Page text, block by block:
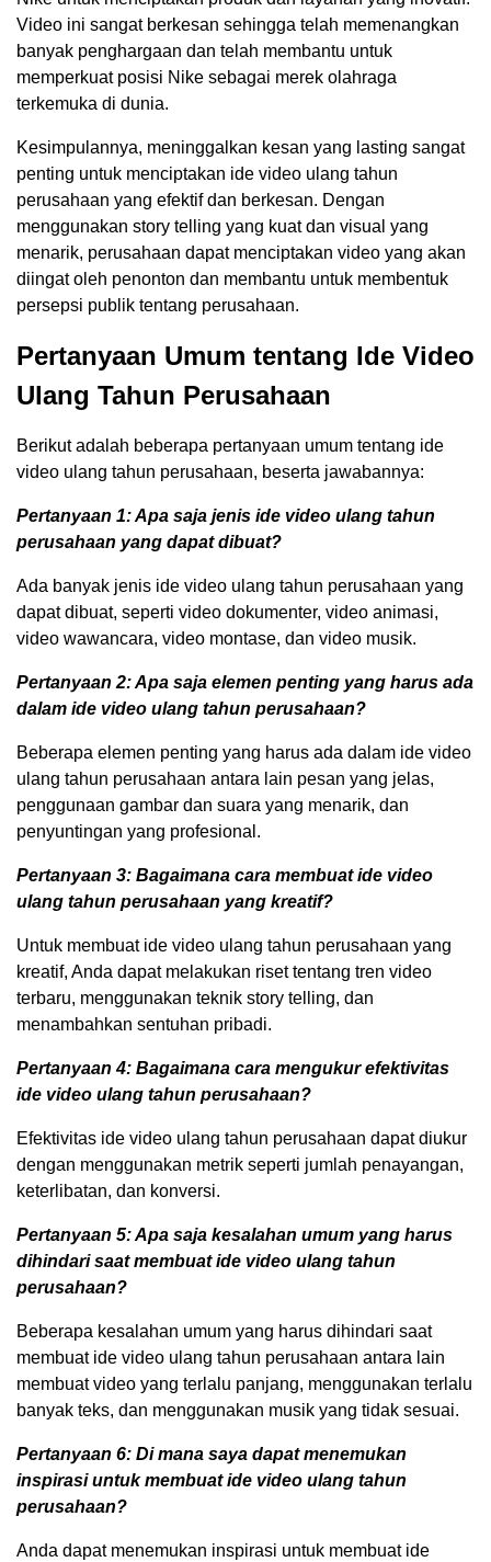
Video ini sangat berkesan sehingga telah memenangkan
banyak penghargaan dan telah membantu untuk
memperkuat posisi Nike sebagai merek olahraga
terkemuka di dunia.
Kesimpulannya, meninggalkan kesan yang lasting sangat
penting untuk menciptakan ide video ulang tahun
perusahaan yang efektif dan berkesan. Dengan
menggunakan story telling yang kuat dan visual yang
menarik, perusahaan dapat menciptakan video yang akan
diingat oleh penonton dan membantu untuk membentuk
persepsi publik tentang perusahaan.
Pertanyaan Umum tentang Ide Video
Ulang Tahun Perusahaan
Berikut adalah beberapa pertanyaan umum tentang ide
video ulang tahun perusahaan, beserta jawabannya:
Pertanyaan 1: Apa saja jenis ide video ulang tahun
perusahaan yang dapat dibuat?
Ada banyak jenis ide video ulang tahun perusahaan yang
dapat dibuat, seperti video dokumenter, video animasi,
video wawancara, video montase, dan video musik.
Pertanyaan 2: Apa saja elemen penting yang harus ada
dalam ide video ulang tahun perusahaan?
Beberapa elemen penting yang harus ada dalam ide video
ulang tahun perusahaan antara lain pesan yang jelas,
penggunaan gambar dan suara yang menarik, dan
penyuntingan yang profesional.
Pertanyaan 3: Bagaimana cara membuat ide video
ulang tahun perusahaan yang kreatif?
Untuk membuat ide video ulang tahun perusahaan yang
kreatif, Anda dapat melakukan riset tentang tren video
terbaru, menggunakan teknik story telling, dan
menambahkan sentuhan pribadi.
Pertanyaan 4: Bagaimana cara mengukur efektivitas
ide video ulang tahun perusahaan?
Efektivitas ide video ulang tahun perusahaan dapat diukur
dengan menggunakan metrik seperti jumlah penayangan,
keterlibatan, dan konversi.
Pertanyaan 5: Apa saja kesalahan umum yang harus
dihindari saat membuat ide video ulang tahun
perusahaan?
Beberapa kesalahan umum yang harus dihindari saat
membuat ide video ulang tahun perusahaan antara lain
membuat video yang terlalu panjang, menggunakan terlalu
banyak teks, dan menggunakan musik yang tidak sesuai.
Pertanyaan 6: Di mana saya dapat menemukan
inspirasi untuk membuat ide video ulang tahun
perusahaan?
Anda dapat menemukan inspirasi untuk membuat ide